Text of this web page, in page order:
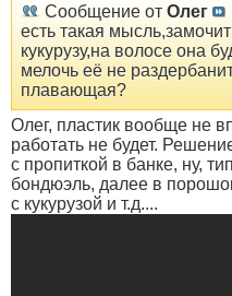
Сообщение от Олег
есть такая
кукурузу,на волосе она
мелочь её не
плавающая?
Олег, пластик вообще не
работать не будет.
с пропиткой в банке, ну,
бондюэль, далее в
с кукурузой и т.д....